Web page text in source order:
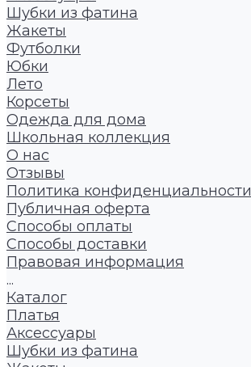
Шубки из фатина
Жакеты
Футболки
Юбки
Лето
Корсеты
Одежда для дома
Школьная коллекция
О нас
Отзывы
Политика конфиденциальности
Публичная оферта
Способы оплаты
Способы доставки
Правовая информация
...
Каталог
Платья
Аксессуары
Шубки из фатина